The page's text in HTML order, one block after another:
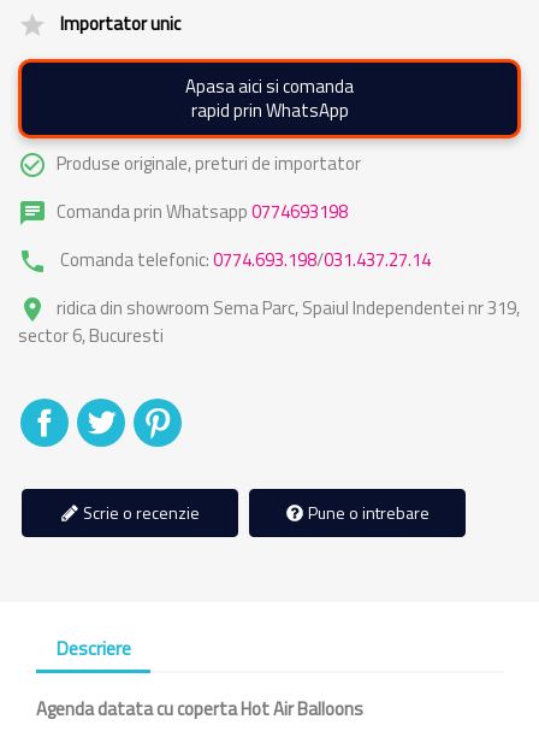
grade Importator unic
Apasa aici si comanda
rapid prin WhatsApp
check_circle_outline Produse originale, preturi de importator
chat Comanda prin Whatsapp0774693198
phone Comanda telefonic:0774.693.198/031.437.27.14
place
ridica din showroom Sema Parc, Spaiul Independentei nr 319,
sector 6, Bucuresti
DistribuitiTweet
Scrie o recenzie Pune o intrebare
Descriere
Agenda datata cu copertaHot Air Balloons